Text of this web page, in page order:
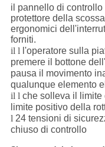
il pannello di controllo
protettore della
ergonomici
forniti.
il l l'operatore sulla
premere il bottone
pausa il movimento
qualunque elemento
il l che solleva il limite
limite positivo della
l 24 tensioni di
chiuso di controllo